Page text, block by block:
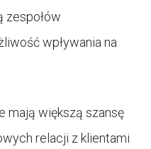
zespołów
wpływania na
mają większą szansę
relacji z klientami